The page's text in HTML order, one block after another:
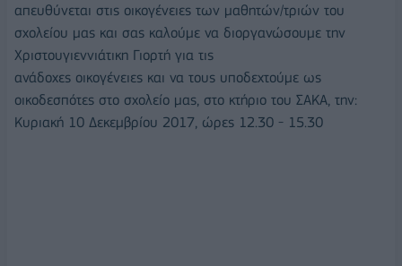
απευθύνεται στις οικογένειες των μαθητών/τριών του
σχολείου μας και σας καλούμε να διοργανώσουμε την
Χριστουγιεννιάτικη Γιορτή για τις
ανάδοχες οικογένειες και να τους υποδεχτούμε ως
οικοδεσπότες στο σχολείο μας, στο κτήριο του ΣΑΚΑ, την:
Κυριακή 10 Δεκεμβρίου 2017, ώρες 12.30 - 15.30